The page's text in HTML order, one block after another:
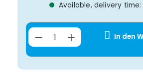
Available, delivery
Product Quantity:
In den